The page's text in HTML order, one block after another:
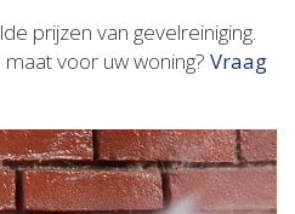
prijzen van gevelreiniging.
voor uw woning? Vraag